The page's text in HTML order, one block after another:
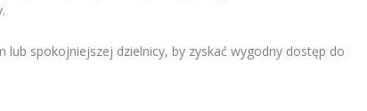
spokojniejszej dzielnicy, by zyskać wygodny dostęp do